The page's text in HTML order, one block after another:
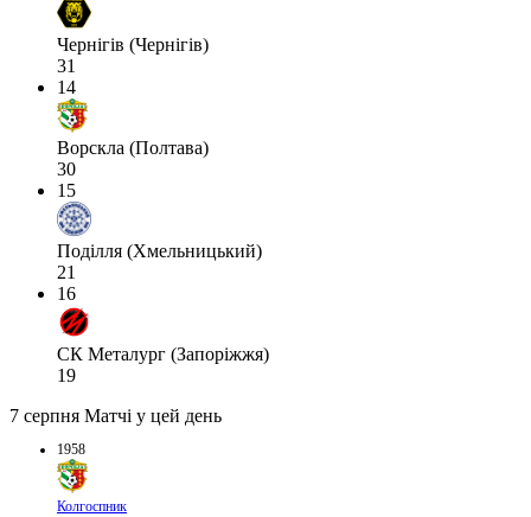
Чернігів (Чернігів)
31
14
Ворскла (Полтава)
30
15
Поділля (Хмельницький)
21
16
СК Металург (Запоріжжя)
19
7 серпня Матчі у цей день
1958
Колгоспник